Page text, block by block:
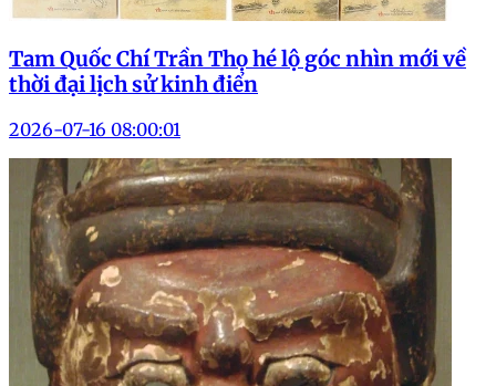
Tam Quốc Chí Trần Thọ hé lộ góc nhìn mới về
thời đại lịch sử kinh điển
2026-07-16 08:00:01